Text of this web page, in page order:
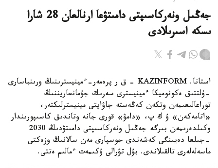
جەڭىل ونەركاسىپتى دامىتۋعا ارنالعان 28 شارا
ىسكە اسىرىلادى
استانا. KAZINFORM - ق ر پرەمەر-ءمينيسترىنىڭ ورىنباسارى
-ۇلتتىق ەكونوميكا ءمينيسترى سەرىك جۇمانعاريننىڭ
توراعالىعىمەن وتكەن كەڭەستە جاۋاپتى مينيسترلىكتەر،
«اتامەكەن» ۇ ك پ، «دامۋ» قورى جانە وتاندىق كاسىپورىندار
وكىلدەرىمەن بىرگە جەڭىل ونەركاسىپتى دامىتۋدىڭ 2030
-جىلعا دەيىنگى كەشەندى جوسپارى مەن سالانىڭ وزەكتى
ماسەلەلەرى تالقىلاندى. بۇل تۋرالى ۇكىمەت ءمالىم ەتتى.